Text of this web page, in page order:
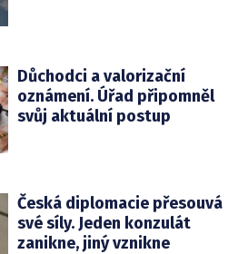
Důchodci a valorizační
oznámení. Úřad připomněl
svůj aktuální postup
Česká diplomacie přesouvá
své síly. Jeden konzulát
zanikne, jiný vznikne